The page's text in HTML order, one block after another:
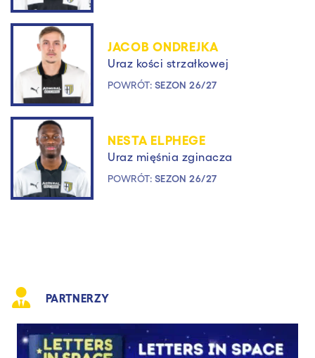
JACOB ONDREJKA
Uraz kości strzałkowej
POWRÓT: SEZON 26/27
NESTA ELPHEGE
Uraz mięśnia zginacza
POWRÓT: SEZON 26/27
PARTNERZY